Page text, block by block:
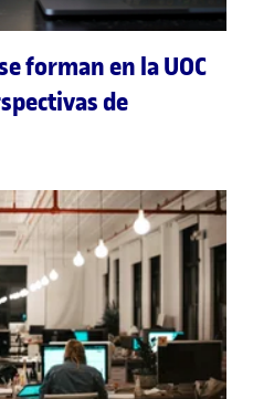
forman en la UOC
de